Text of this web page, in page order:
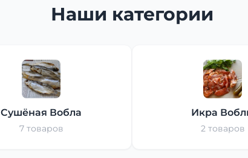
Наши категории
Сушёная Вобла
7 товаров
Икра
2 товаров